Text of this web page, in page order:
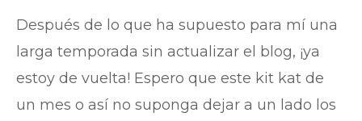
Después de lo que ha supuesto para mí una
larga temporada sin actualizar el blog, ¡ya
estoy de vuelta! Espero que este kit kat de
un mes o así no suponga dejar a un lado los